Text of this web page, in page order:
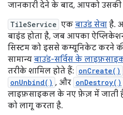
जानकारी देने के बाद, आपको उसकी
TileService एक बाउंड सेवा है.
बाइंड होता है, जब आपका
सिस्टम को इससे कम्यूनिकेट करने
सामान्य बाउंड-सर्विस के
तरीके शामिल होते हैं: onCreate()
onUnbind() , और onDestroy()
लाइफ़साइकल के नए फ़ेज़ में जाती
को लागू करता है.